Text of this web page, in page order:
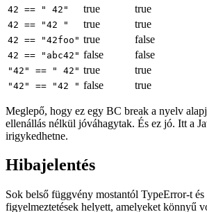
42 == " 42" true true
42 == "42 " true true
42 == "42foo" true false
42 == "abc42" false false
"42" == " 42" true true
"42" == "42 " false true
Meglepő, hogy ez egy BC break a nyelv
ellenállás nélkül jóváhagytak. És ez jó. Itt a
irigykedhetne.
Hibajelentés
Sok belső függvény mostantól TypeError-t
figyelmeztetések helyett, amelyeket könnyű